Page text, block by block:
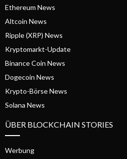
Ethereum News
Altcoin News
Ripple (XRP) News
Kryptomarkt-Update
Binance Coin News
Dogecoin News
Krypto-Börse News
Solana News
ÜBER BLOCKCHAIN STORIES
Werbung